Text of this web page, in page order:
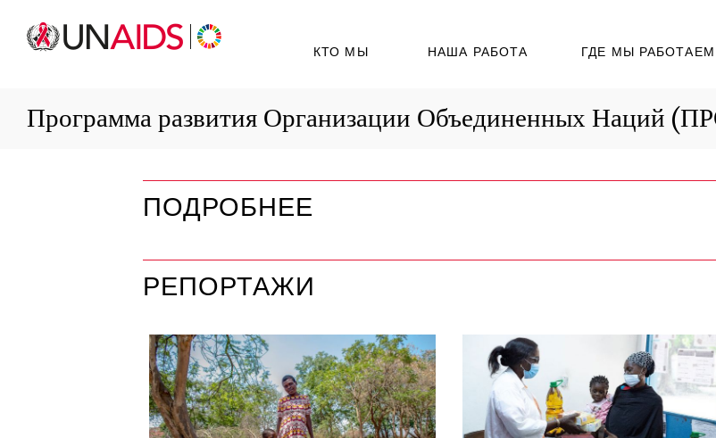
КТО МЫ НАША РАБОТА ГДЕ МЫ РАБОТАЕМ
Программа развития Организации Объединенных Наций
ПОДРОБНЕЕ
РЕПОРТАЖИ